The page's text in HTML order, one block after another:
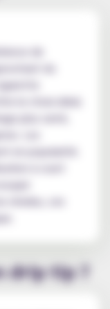
de
du
le choix idéal.
plus serré,
Les
en popularité.
résidus, ces
drip tip ?